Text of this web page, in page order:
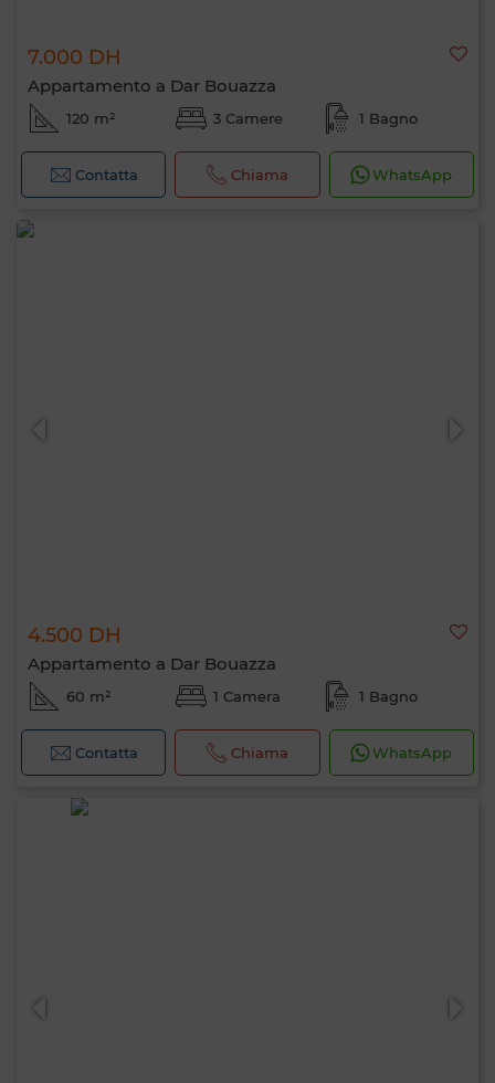
7.000 DH
Appartamento a Dar Bouazza
120 m² 3 Camere 1 Bagno
Contatta Chiama WhatsApp
4.500 DH
Appartamento a Dar Bouazza
60 m² 1 Camera 1 Bagno
Contatta Chiama WhatsApp